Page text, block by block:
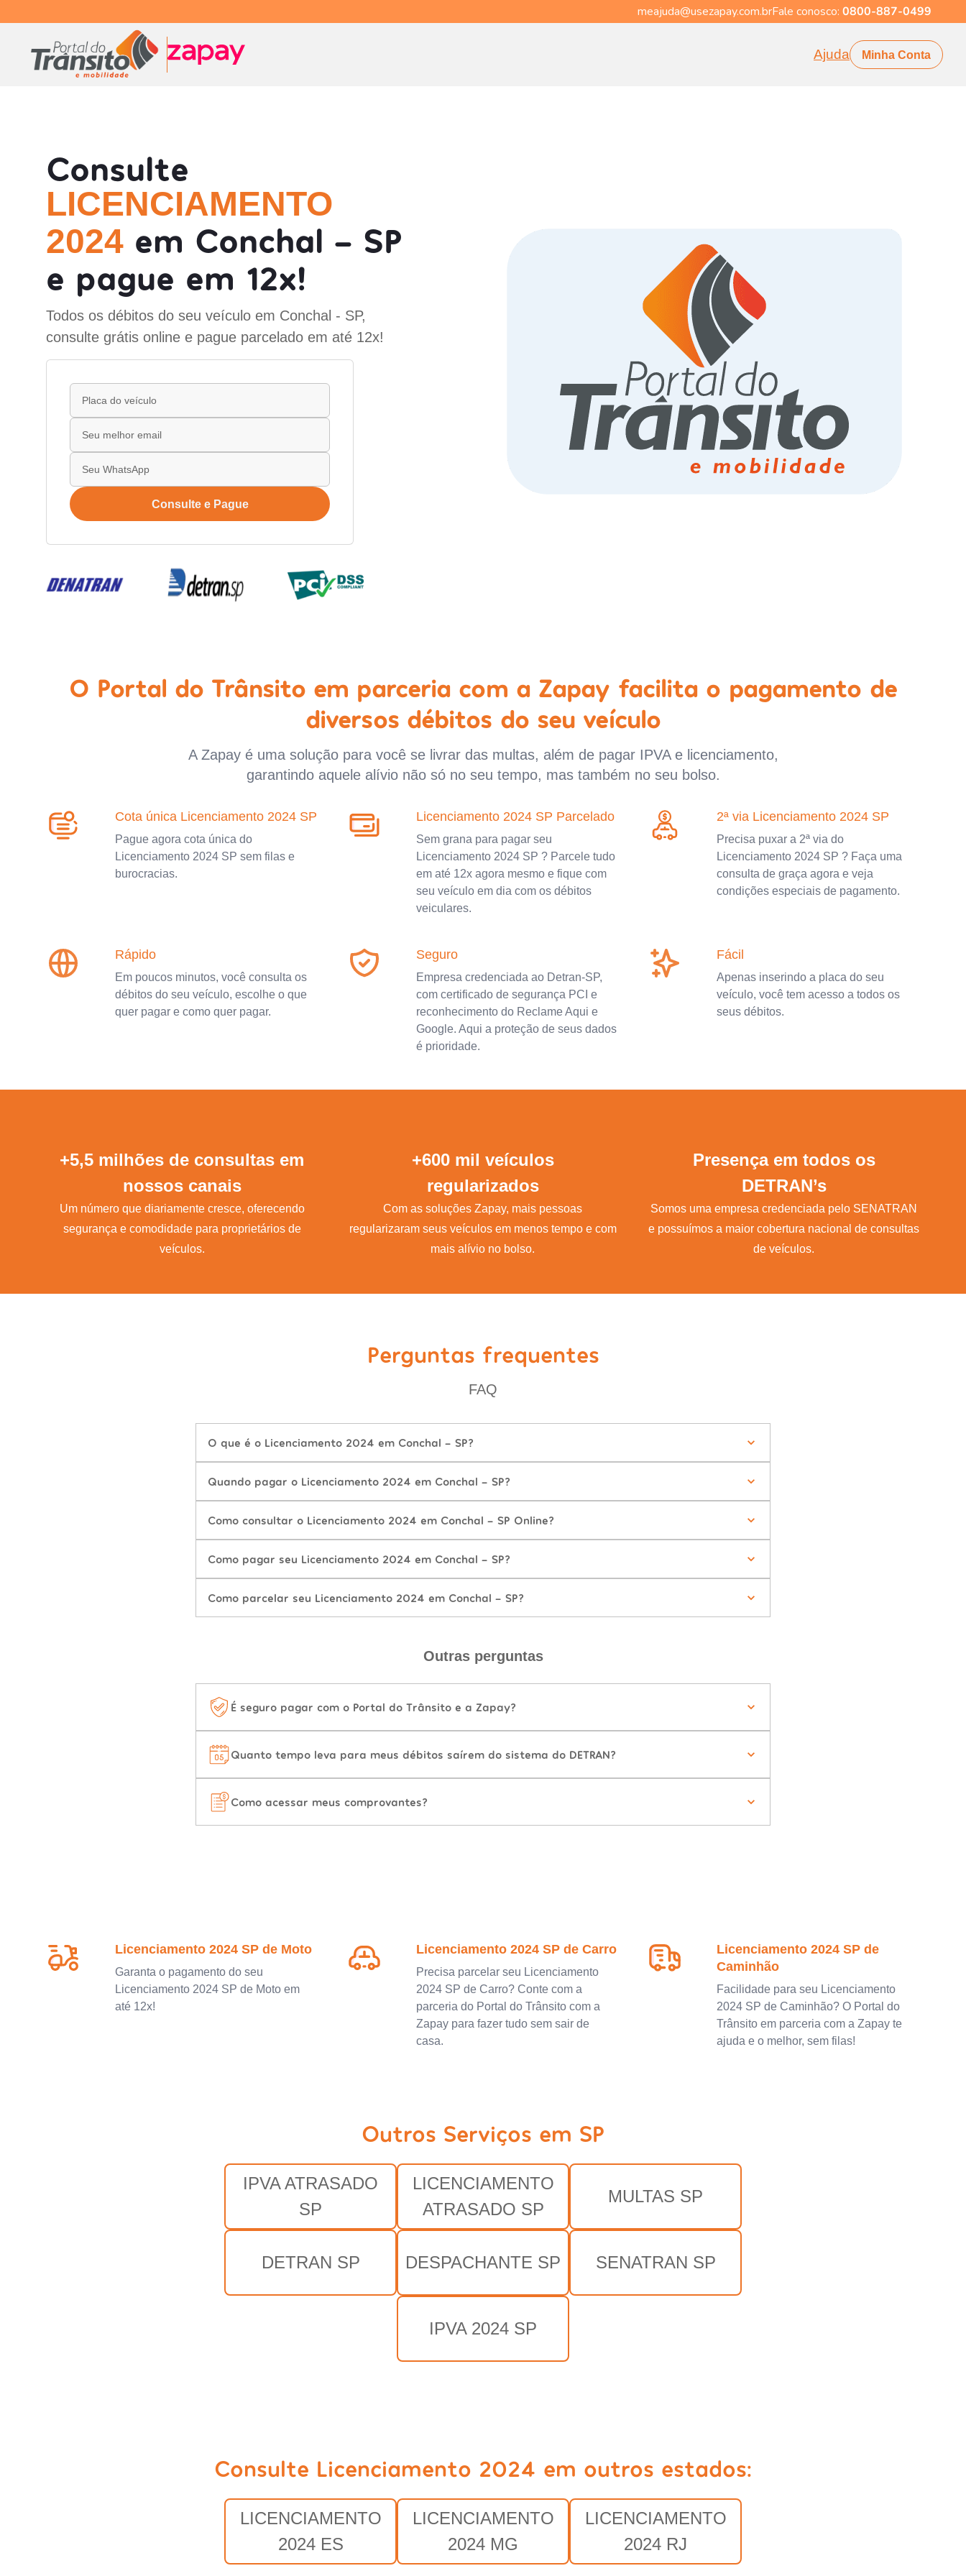
meajuda@usezapay.com.brFale conosco: 0800-887-0499
Ajuda Minha Conta
Consulte
LICENCIAMENTO
2024 em Conchal - SP
e pague em 12x!
Todos os débitos do seu veículo em Conchal - SP,
consulte grátis online e pague parcelado em até 12x!
Consulte e Pague
O Portal do Trânsito em parceria com a Zapay facilita o pagamento de
diversos débitos do seu veículo
A Zapay é uma solução para você se livrar das multas, além de pagar IPVA e licenciamento,
garantindo aquele alívio não só no seu tempo, mas também no seu bolso.
Cota única Licenciamento 2024 SP
Pague agora cota única do
Licenciamento 2024 SP sem filas e
burocracias.
Licenciamento 2024 SP Parcelado
Sem grana para pagar seu
Licenciamento 2024 SP ? Parcele tudo
em até 12x agora mesmo e fique com
seu veículo em dia com os débitos
veiculares.
2ª via Licenciamento 2024 SP
Precisa puxar a 2ª via do
Licenciamento 2024 SP ? Faça uma
consulta de graça agora e veja
condições especiais de pagamento.
Rápido
Em poucos minutos, você consulta os
débitos do seu veículo, escolhe o que
quer pagar e como quer pagar.
Seguro
Empresa credenciada ao Detran-SP,
com certificado de segurança PCI e
reconhecimento do Reclame Aqui e
Google. Aqui a proteção de seus dados
é prioridade.
Fácil
Apenas inserindo a placa do seu
veículo, você tem acesso a todos os
seus débitos.
+5,5 milhões de consultas em
nossos canais
Um número que diariamente cresce, oferecendo
segurança e comodidade para proprietários de
veículos.
+600 mil veículos
regularizados
Com as soluções Zapay, mais pessoas
regularizaram seus veículos em menos tempo e com
mais alívio no bolso.
Presença em todos os
DETRAN’s
Somos uma empresa credenciada pelo SENATRAN
e possuímos a maior cobertura nacional de consultas
de veículos.
Perguntas frequentes
FAQ
O que é o Licenciamento 2024 em Conchal - SP?
Quando pagar o Licenciamento 2024 em Conchal - SP?
Como consultar o Licenciamento 2024 em Conchal - SP Online?
Como pagar seu Licenciamento 2024 em Conchal - SP?
Como parcelar seu Licenciamento 2024 em Conchal - SP?
Outras perguntas
É seguro pagar com o Portal do Trânsito e a Zapay?
Quanto tempo leva para meus débitos saírem do sistema do DETRAN?
Como acessar meus comprovantes?
Licenciamento 2024 SP de Moto
Garanta o pagamento do seu
Licenciamento 2024 SP de Moto em
até 12x!
Licenciamento 2024 SP de Carro
Precisa parcelar seu Licenciamento
2024 SP de Carro? Conte com a
parceria do Portal do Trânsito com a
Zapay para fazer tudo sem sair de
casa.
Licenciamento 2024 SP de
Caminhão
Facilidade para seu Licenciamento
2024 SP de Caminhão? O Portal do
Trânsito em parceria com a Zapay te
ajuda e o melhor, sem filas!
Outros Serviços em SP
IPVA ATRASADO
SP
LICENCIAMENTO
ATRASADO SP
MULTAS SP
DETRAN SP DESPACHANTE SP SENATRAN SP
IPVA 2024 SP
Consulte Licenciamento 2024 em outros estados:
LICENCIAMENTO
2024 ES
LICENCIAMENTO
2024 MG
LICENCIAMENTO
2024 RJ